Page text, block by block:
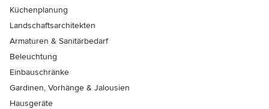
Küchenplanung
Landschaftsarchitekten
Armaturen & Sanitärbedarf
Beleuchtung
Einbauschränke
Gardinen, Vorhänge & Jalousien
Hausgeräte